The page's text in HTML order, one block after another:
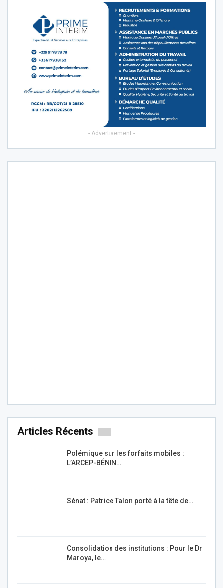
- Advertisement -
Articles Récents
Polémique sur les forfaits mobiles :
L’ARCEP-BÉNIN…
Sénat : Patrice Talon porté à la tête de…
Consolidation des institutions : Pour le Dr
Maroya, le…